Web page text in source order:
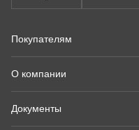
Покупателям
О компании
Документы